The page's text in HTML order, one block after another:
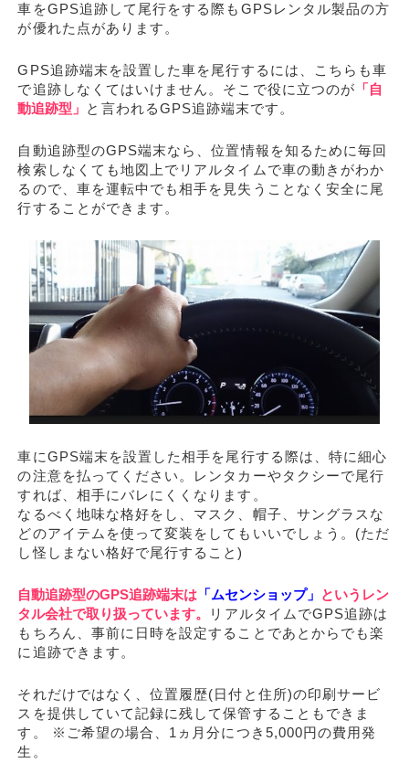
車をGPS追跡して尾行をする際もGPSレンタル製品の方
が優れた点があります。
GPS追跡端末を設置した車を尾行するには、こちらも車
で追跡しなくてはいけません。そこで役に立つのが 「自
動追跡型」 と言われるGPS追跡端末です。
自動追跡型のGPS端末なら、位置情報を知るために毎回
検索しなくても地図上でリアルタイムで車の動きがわか
るので、車を運転中でも相手を見失うことなく安全に尾
行することができます。
車にGPS端末を設置した相手を尾行する際は、特に細心
の注意を払ってください。レンタカーやタクシーで尾行
すれば、相手にバレにくくなります。
なるべく地味な格好をし、マスク、帽子、サングラスな
どのアイテムを使って変装をしてもいいでしょう。(ただ
し怪しまない格好で尾行すること)
自動追跡型のGPS追跡端末は 「ムセンショップ」 というレン
タル会社で取り扱っています。
リアルタイムでGPS追跡は
もちろん、事前に日時を設定することであとからでも楽
に追跡できます。
それだけではなく、位置履歴(日付と住所)の印刷サービ
スを提供していて記録に残して保管することもできま
す。 ※ご希望の場合、1ヵ月分につき5,000円の費用発
生。